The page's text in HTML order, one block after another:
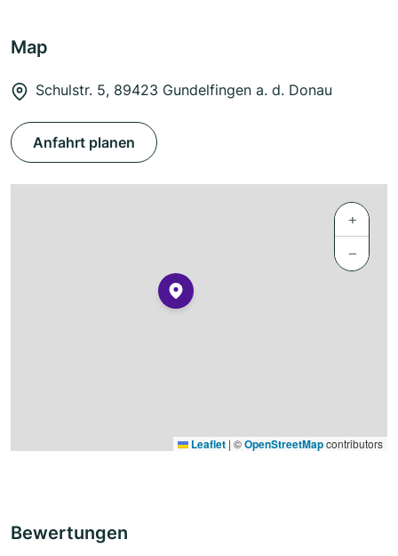
Map
Schulstr. 5, 89423 Gundelfingen a. d. Donau
Anfahrt planen
+
−
Leaflet | ©OpenStreetMapcontributors
Bewertungen